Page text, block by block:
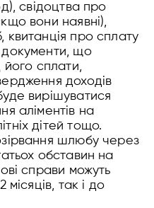
свідоцтва про
вони наявні),
про сплату
документи, що
його сплати,
доходів
вирішуватися
аліментів на
дітей тощо.
шлюбу через
обставин на
справи можуть
місяців, так і до